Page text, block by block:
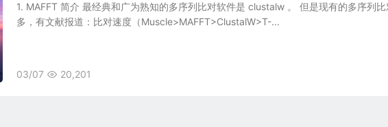
1. MAFFT 简介 最经典和广为熟知的多序列比对软件是 clustalw 。 但是现有的多序列
多，有文献报道：比对速度（Muscle>MAFFT>ClustalW>T-...
03/07 20,201